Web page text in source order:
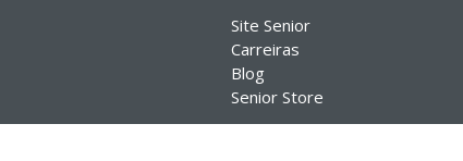
Site Senior
Carreiras
Blog
Senior Store